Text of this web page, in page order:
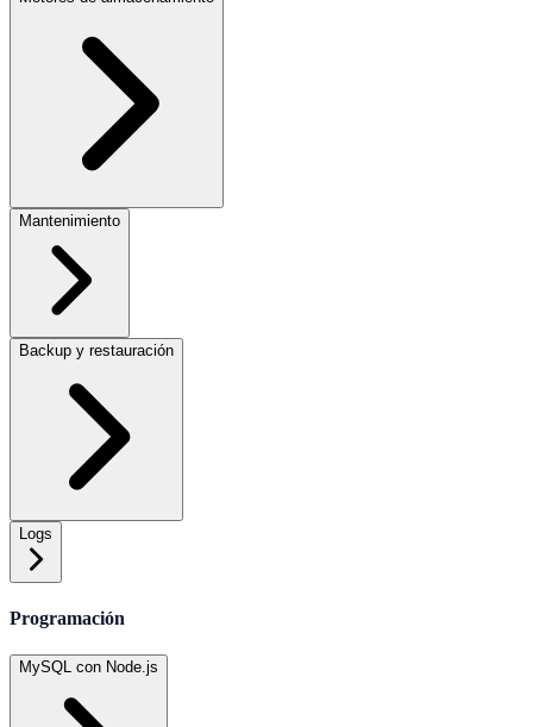
Mantenimiento
Backup y restauración
Logs
Programación
MySQL con Node.js